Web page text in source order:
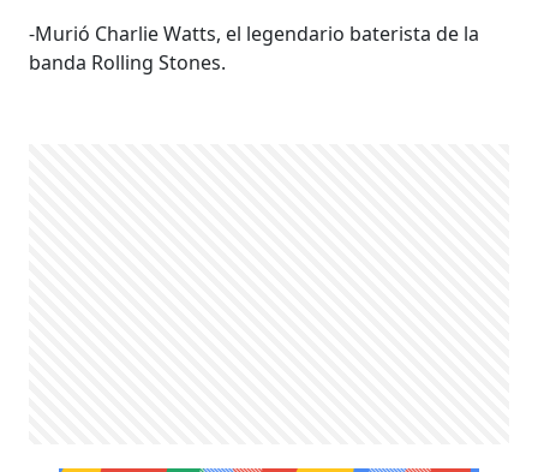
-Murió Charlie Watts, el legendario baterista de la
banda Rolling Stones.